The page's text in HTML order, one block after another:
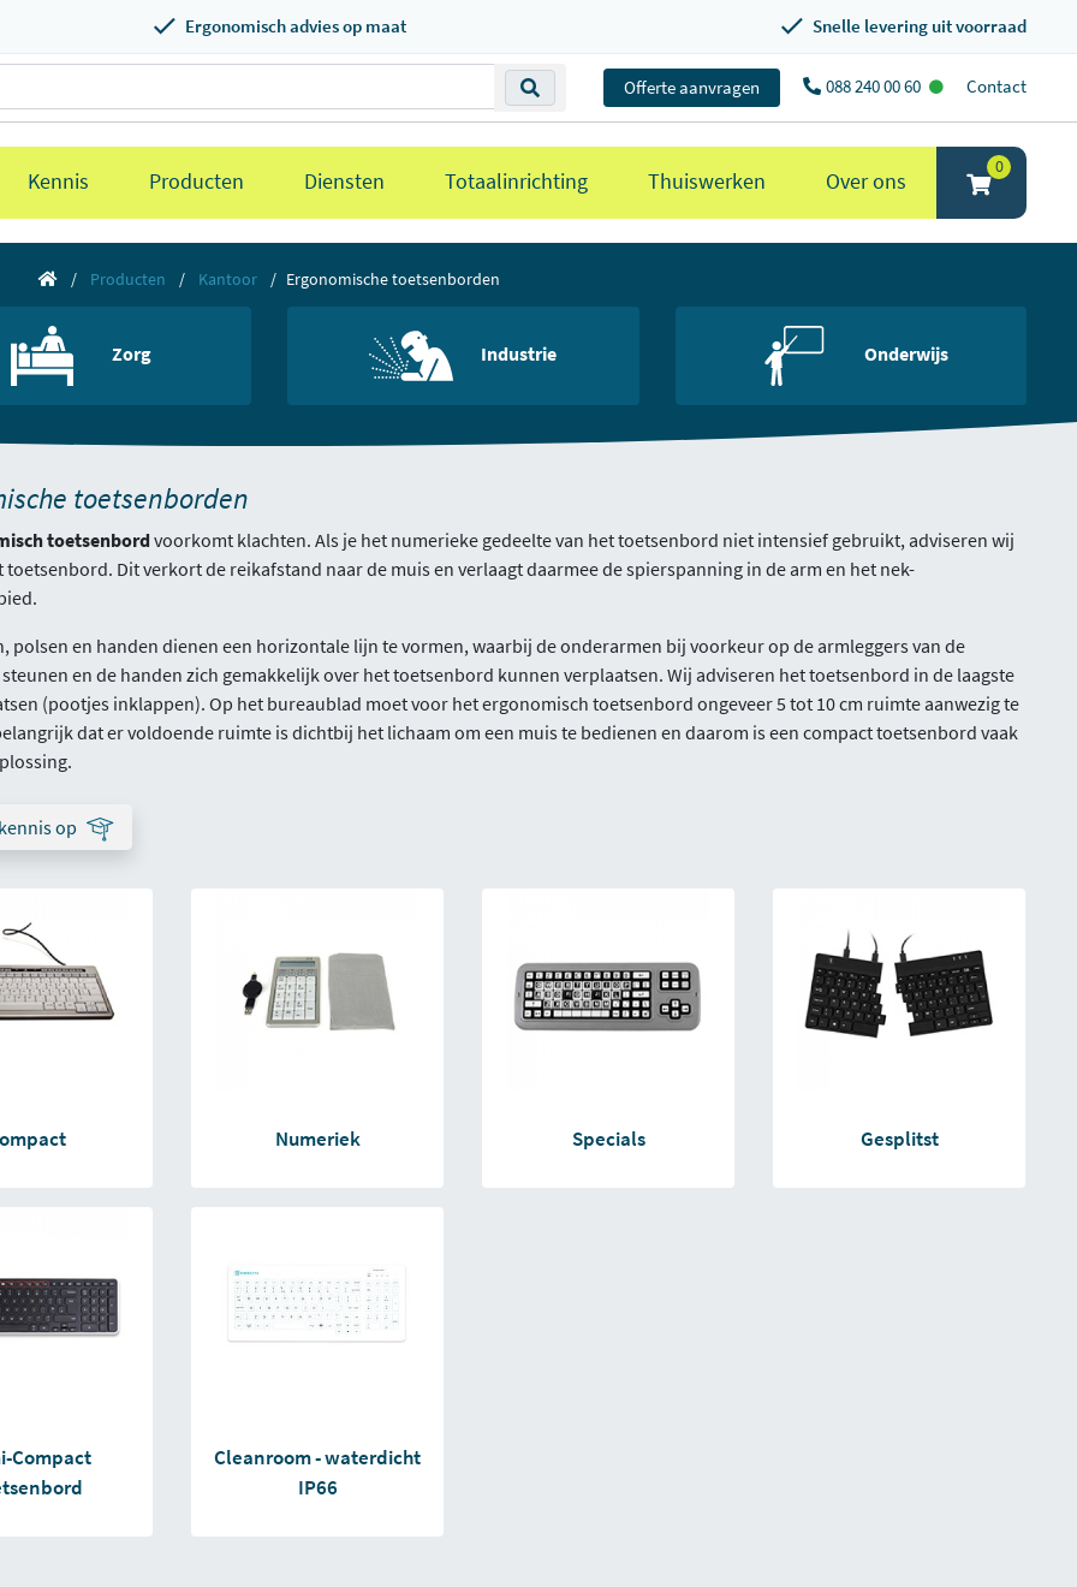
Ergonomisch advies op maat Snelle levering uit voorraad
Offerte aanvragen 088 240 00 60 Contact
Kennis Producten Diensten Totaalinrichting Thuiswerken Over ons
0
Producten Kantoor Ergonomische toetsenborden
Zorg Industrie Onderwijs
toetsenborden
toetsenbordvoorkomt klachten. Als je het numerieke gedeelte van het toetsenbord niet intensief gebruikt, adviseren wij
toetsenbord. Dit verkort de reikafstand naar de muis en verlaagt daarmee de spierspanning in de arm en het nek-
polsen en handen dienen een horizontale lijn te vormen, waarbij de onderarmen bij voorkeur op de armleggers van de
en de handen zich gemakkelijk over het toetsenbord kunnen verplaatsen. Wij adviseren het toetsenbord in de laagste
(pootjes inklappen). Op het bureaublad moet voor het ergonomisch toetsenbord ongeveer 5 tot 10 cm ruimte aanwezig te
dat er voldoende ruimte is dichtbij het lichaam om een muis te bedienen en daarom is een compact toetsenbord vaak
op
Numeriek Specials Gesplitst
Compact
Cleanroom - waterdicht
IP66